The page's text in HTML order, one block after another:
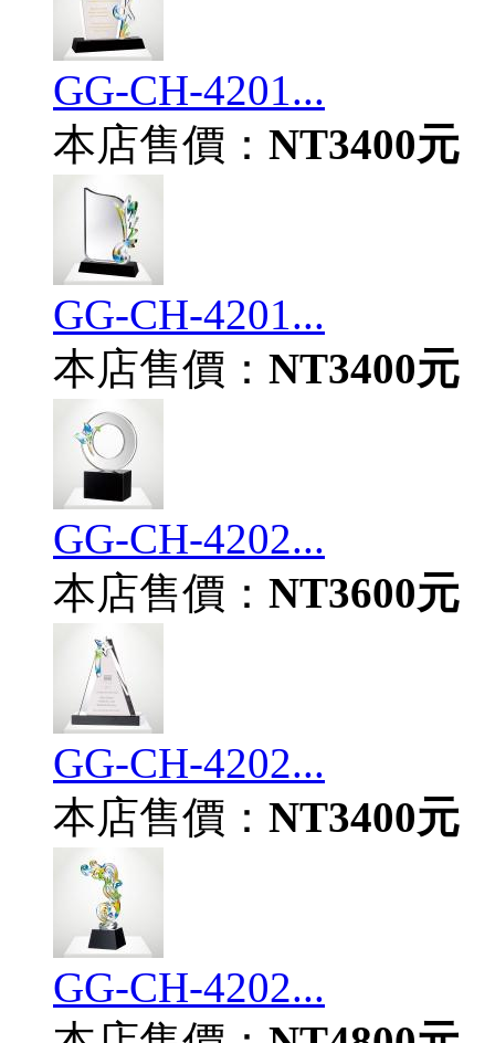
GG-CH-4201...
本店售價： NT3400元
GG-CH-4201...
本店售價： NT3400元
GG-CH-4202...
本店售價： NT3600元
GG-CH-4202...
本店售價： NT3400元
GG-CH-4202...